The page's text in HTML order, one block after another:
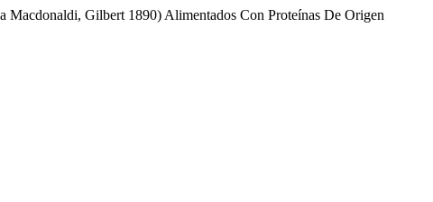
Gilbert 1890) Alimentados Con Proteínas De Origen